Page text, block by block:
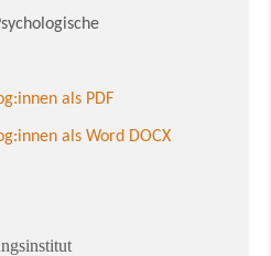
als PDF
als Word DOCX